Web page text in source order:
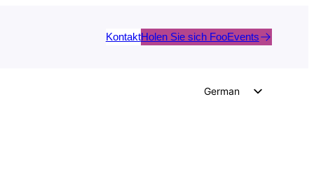
KontaktHolen Sie sich FooEvents
German